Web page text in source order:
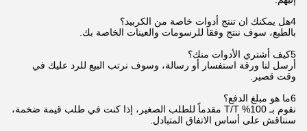
4هل يمكنك ان تنتج أدوات خاصة من الكربيد؟
بالطبع، سوف ننتج وفقا للرسومات والعينات الخاصة بك.
5كيف أشتري الأدوات منك؟
أرسل لنا ورقة استفسار أو رسالة، وسوف نرتب البيع للرد عليك في
وقت قصير.
6ما هو مبلغ الدفع؟
نقوم بـ 100% T/T مقدماً للطلب الصغير، إذا كنت في طلب قيمة ضخمة،
سنناقش على أساس الاتفاق المتبادل.